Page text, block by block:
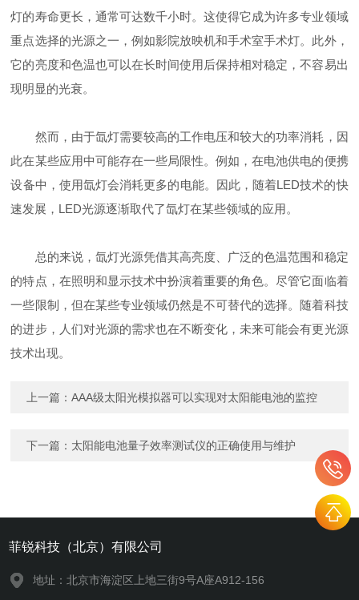
灯的寿命更长，通常可达数千小时。这使得它成为许多专业领域
重点选择的光源之一，例如影院放映机和手术室手术灯。此外，
它的亮度和色温也可以在长时间使用后保持相对稳定，不容易出
现明显的光衰。
然而，由于氙灯需要较高的工作电压和较大的功率消耗，因
此在某些应用中可能存在一些局限性。例如，在电池供电的便携
设备中，使用氙灯会消耗更多的电能。因此，随着LED技术的快
速发展，LED光源逐渐取代了氙灯在某些领域的应用。
总的来说，氙灯光源凭借其高亮度、广泛的色温范围和稳定
的特点，在照明和显示技术中扮演着重要的角色。尽管它面临着
一些限制，但在某些专业领域仍然是不可替代的选择。随着科技
的进步，人们对光源的需求也在不断变化，未来可能会有更光源
技术出现。
上一篇：AAA级太阳光模拟器可以实现对太阳能电池的监控
下一篇： 太阳能电池量子效率测试仪的正确使用与维护
菲锐科技（北京）有限公司
地址：北京市海淀区上地三街9号A座A912-156